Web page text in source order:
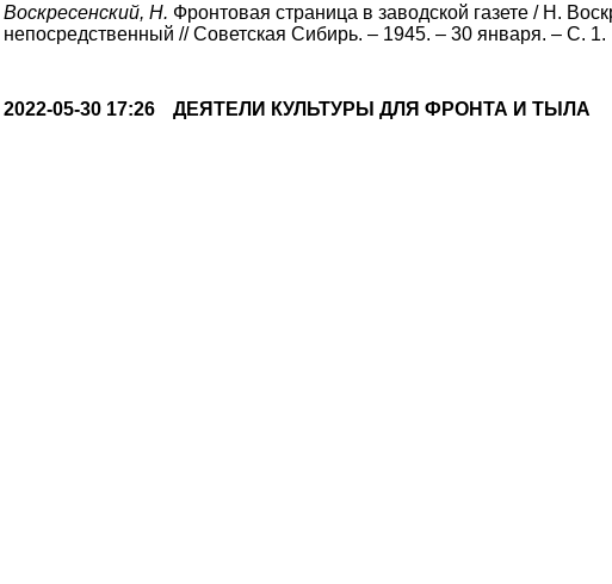
Воскресенский, Н. Фронтовая страница в заводской газете / Н.
непосредственный // Советская Сибирь. – 1945. – 30 января. – С. 1.
2022-05-30 17:26 ДЕЯТЕЛИ КУЛЬТУРЫ ДЛЯ ФРОНТА И ТЫЛА